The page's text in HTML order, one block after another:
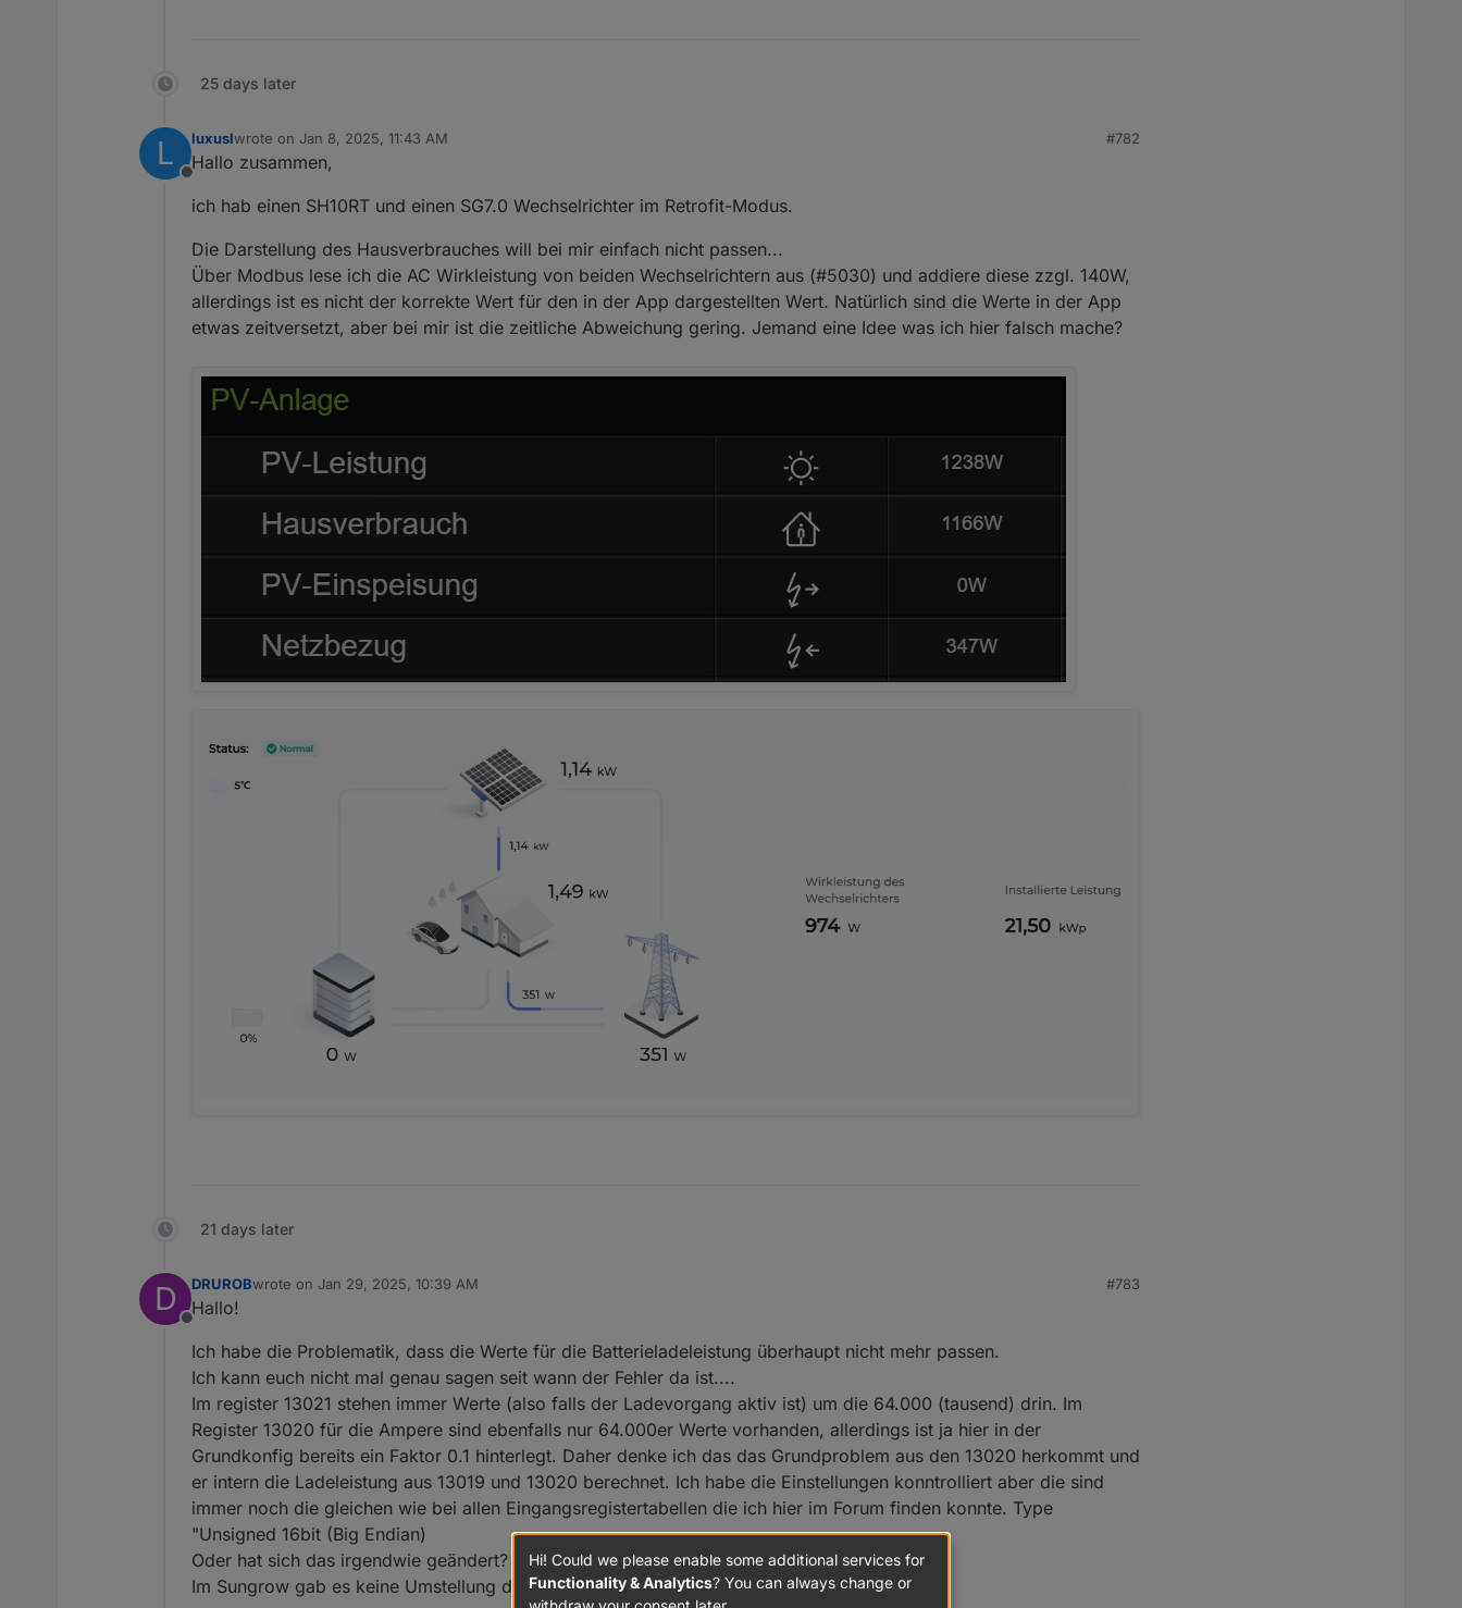
25 days later
L
Offline
luxuslwrote on Jan 8, 2025, 11:43 AM
last edited by
#782
Hallo zusammen,
ich hab einen SH10RT und einen SG7.0 Wechselrichter im Retrofit-Modus.
Die Darstellung des Hausverbrauches will bei mir einfach nicht passen...
Über Modbus lese ich die AC Wirkleistung von beiden Wechselrichtern aus (#5030) und addiere diese zzgl. 140W,
allerdings ist es nicht der korrekte Wert für den in der App dargestellten Wert. Natürlich sind die Werte in der App
etwas zeitversetzt, aber bei mir ist die zeitliche Abweichung gering. Jemand eine Idee was ich hier falsch mache?
21 days later
D
Offline
DRUROBwrote on Jan 29, 2025, 10:39 AM
last edited by
#783
Hallo!
Ich habe die Problematik, dass die Werte für die Batterieladeleistung überhaupt nicht mehr passen.
Ich kann euch nicht mal genau sagen seit wann der Fehler da ist....
Im register 13021 stehen immer Werte (also falls der Ladevorgang aktiv ist) um die 64.000 (tausend) drin. Im
Register 13020 für die Ampere sind ebenfalls nur 64.000er Werte vorhanden, allerdings ist ja hier in der
Grundkonfig bereits ein Faktor 0.1 hinterlegt. Daher denke ich das das Grundproblem aus den 13020 herkommt und
er intern die Ladeleistung aus 13019 und 13020 berechnet. Ich habe die Einstellungen konntrolliert aber die sind
immer noch die gleichen wie bei allen Eingangsregistertabellen die ich hier im Forum finden konnte. Type
"Unsigned 16bit (Big Endian)
Oder hat sich das irgendwie geändert?
Im Sungrow gab es keine Umstellung die ich nicht mitbekommen habe?
Hi! Could we please enable some additional services for
Functionality & Analytics? You can always change or